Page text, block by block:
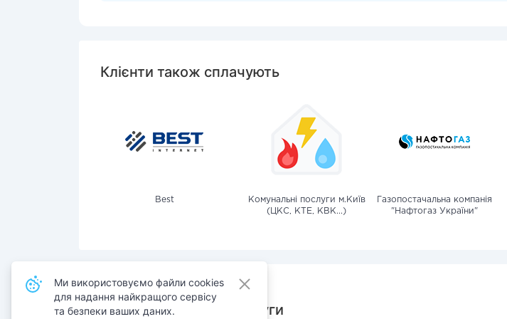
Клієнти також сплачують
Best
Комунальні послуги м.Київ
(ЦКС, КТЕ, КВК...)
Газопостачальна компанія
"Нафтогаз України"
Також сплачують послуги
Ми використовуємо файли cookies
для надання найкращого сервісу
та безпеки ваших даних.